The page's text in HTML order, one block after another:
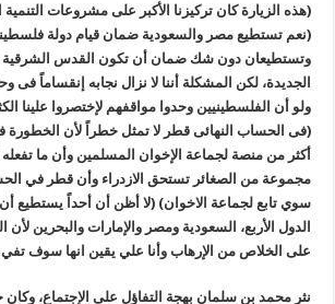
(هذه الزيارة كان تركيزنا الأكبر على مشروعات التنمية
(نعم تستطيع مصر والسعودية ضمان قيام دولة
وتستطيعان دون شك ضمان أن تكون القدس الشرقية
الجديدة، لكن المشكلة أننا لا نزال نجابه إنقساماً
ولو أن الفلسطينيين وحدوا مواقفهم لإختصروا علينا
(فى الحساب النهائى قطر لا تمثل خطراً لأن
أكثر من منصة لجماعة الإخوان المسلمين وأن ما
مجموعة من الصغائر تستحق الازدراء وأن قطر في
سوي تابع لجماعة الاخوان) (لا أظن أن أحداً يستطيع
الدول الأربع، السعودية ومصر والإمارات والبحرين لأن
على الخلاص من الإرهاب وأنا علي يقين انها سوف تفي
نثر محمد بن سلمان بهجة التفاؤل على الإجتماع،